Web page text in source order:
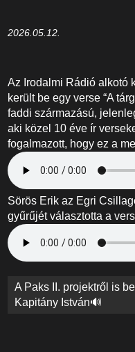
2026.05.12.
Az Irodalmi Rádió alkotó
került be egy verse “A
faddi származású,
aki közel 10 éve ír
fogalmazott, hogy ez a
Sörös Erik az Egri
gyűrűjét választotta a
Bejegyzés
navigáció
A Paks II. projektről is
Kapitány István🔊